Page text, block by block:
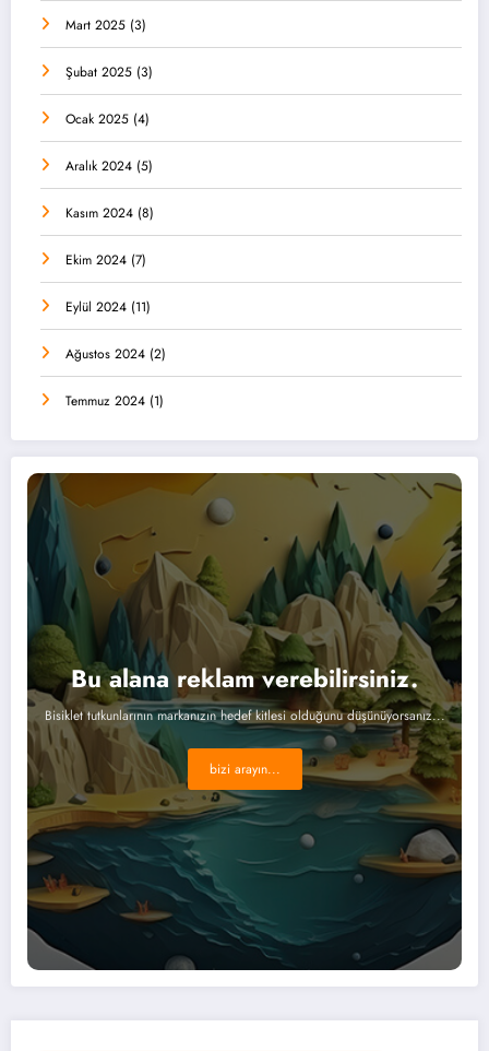
Mart 2025 (3)
Şubat 2025 (3)
Ocak 2025 (4)
Aralık 2024 (5)
Kasım 2024 (8)
Ekim 2024 (7)
Eylül 2024 (11)
Ağustos 2024 (2)
Temmuz 2024 (1)
Bu alana reklam verebilirsiniz.
Bisiklet tutkunlarının markanızın hedef kitlesi olduğunu düşünüyorsanız...
bizi arayın...